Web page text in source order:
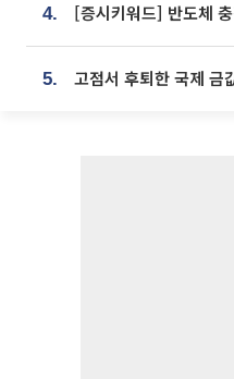
4.
5. 고점서 후퇴한 국제